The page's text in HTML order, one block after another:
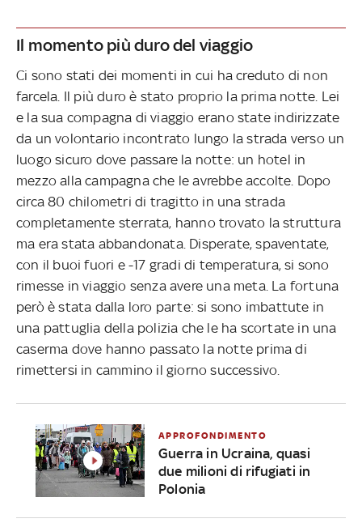
Il momento più duro del viaggio
Ci sono stati dei momenti in cui ha creduto di non
farcela. Il più duro è stato proprio la prima notte. Lei
e la sua compagna di viaggio erano state indirizzate
da un volontario incontrato lungo la strada verso un
luogo sicuro dove passare la notte: un hotel in
mezzo alla campagna che le avrebbe accolte. Dopo
circa 80 chilometri di tragitto in una strada
completamente sterrata, hanno trovato la struttura
ma era stata abbandonata. Disperate, spaventate,
con il buoi fuori e -17 gradi di temperatura, si sono
rimesse in viaggio senza avere una meta. La fortuna
però è stata dalla loro parte: si sono imbattute in
una pattuglia della polizia che le ha scortate in una
caserma dove hanno passato la notte prima di
rimettersi in cammino il giorno successivo.
APPROFONDIMENTO
Guerra in Ucraina, quasi
due milioni di rifugiati in
Polonia